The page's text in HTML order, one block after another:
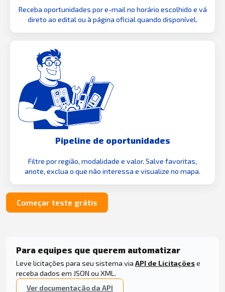
Receba oportunidades por e-mail no horário escolhido e vá
direto ao edital ou à página oficial quando disponível.
Pipeline de oportunidades
Filtre por região, modalidade e valor. Salve favoritas,
anote, exclua o que não interessa e visualize no mapa.
Começar teste grátis
Para equipes que querem automatizar
Leve licitações para seu sistema via API de Licitaçõese
receba dados em JSON ou XML.
Ver documentação da API